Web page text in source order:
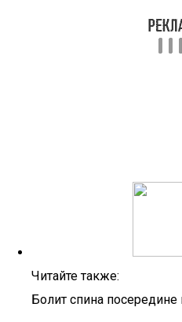
Читайте также:
Болит спина посередине